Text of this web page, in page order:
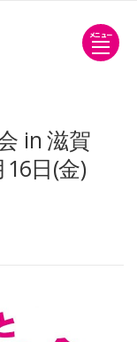
メニュー
in 滋賀
日(金)